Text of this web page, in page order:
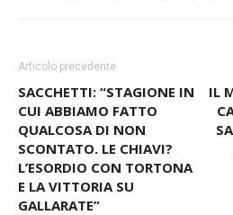
Articolo precedente
SACCHETTI: “STAGIONE IN
CUI ABBIAMO FATTO
QUALCOSA DI NON
SCONTATO. LE CHIAVI?
L’ESORDIO CON TORTONA
E LA VITTORIA SU
GALLARATE”
IL